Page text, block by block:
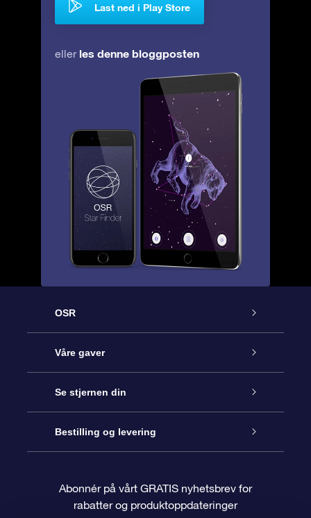
Last ned i Play Store
eller les denne bloggposten
OSR
Kundeservice
Kontakt oss
Bloggen
Anmeldelser
Våre gaver
Online Stjernegave
OSR Gavepakke
OSR-gavekortet
Se stjernen din
Star Register
Pesontilpasset stjerneside
Bestilling og levering
Betalingsinformasjon
Abonnér på vårt GRATIS nyhetsbrev for
rabatter og produktoppdateringer